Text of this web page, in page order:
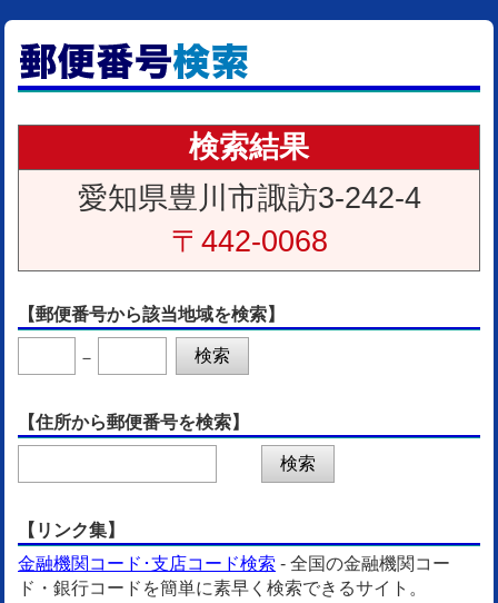
検索結果
愛知県豊川市諏訪3-242-4
〒442-0068
【郵便番号から該当地域を検索】
－
【住所から郵便番号を検索】
【リンク集】
金融機関コード･支店コード検索 - 全国の金融機関コー
ド・銀行コードを簡単に素早く検索できるサイト。